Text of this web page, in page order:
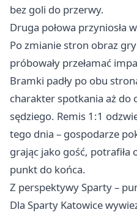
bez goli do przerwy.
Druga połowa przyniosła
Po zmianie stron obraz
próbowały przełamać
Bramki padły po obu
charakter spotkania aż do
sędziego. Remis 1:1
tego dnia – gospodarze
grając jako gość, potrafiła
punkt do końca.
Z perspektywy Sparty –
Dla Sparty Katowice